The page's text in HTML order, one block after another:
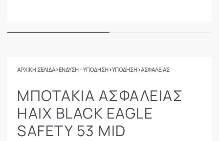
ΑΡΧΙΚΉ ΣΕΛΊΔΑ›ΕΝΔΥΣΗ - ΥΠΟΔΗΣΗ›ΥΠΟΔΗΣΗ›ΑΣΦΑΛΕΊΑΣ
ΜΠΟΤΆΚΙΑ ΑΣΦΑΛΕΊΑΣ
HAIX BLACK EAGLE
SAFETY 53 MID